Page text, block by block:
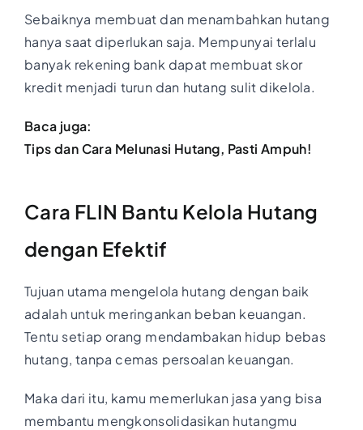
Sebaiknya membuat dan menambahkan hutang
hanya saat diperlukan saja. Mempunyai terlalu
banyak rekening bank dapat membuat skor
kredit menjadi turun dan hutang sulit dikelola.
Baca juga:
Tips dan Cara Melunasi Hutang, Pasti Ampuh!
Cara FLIN Bantu Kelola Hutang
dengan Efektif
Tujuan utama mengelola hutang dengan baik
adalah untuk meringankan beban keuangan.
Tentu setiap orang mendambakan hidup bebas
hutang, tanpa cemas persoalan keuangan.
Maka dari itu, kamu memerlukan jasa yang bisa
membantu mengkonsolidasikan hutangmu